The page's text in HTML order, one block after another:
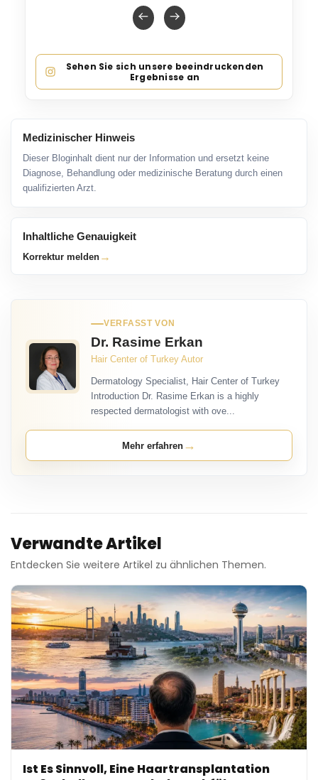
Sehen Sie sich unsere beeindruckenden
Ergebnisse an
Medizinischer Hinweis
Dieser Bloginhalt dient nur der Information und ersetzt keine
Diagnose, Behandlung oder medizinische Beratung durch einen
qualifizierten Arzt.
Inhaltliche Genauigkeit
Korrektur melden →
VERFASST VON
Dr. Rasime Erkan
Hair Center of Turkey Autor
Dermatology Specialist, Hair Center of Turkey
Introduction Dr. Rasime Erkan is a highly
respected dermatologist with ove...
Mehr erfahren →
Verwandte Artikel
Entdecken Sie weitere Artikel zu ähnlichen Themen.
Ist Es Sinnvoll, Eine Haartransplantation